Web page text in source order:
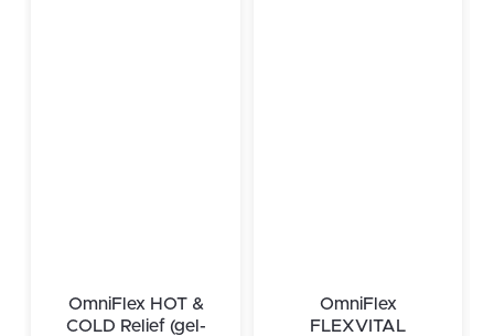
OmniFlex HOT &
COLD Relief (gel-
OmniFlex
FLEXVITAL